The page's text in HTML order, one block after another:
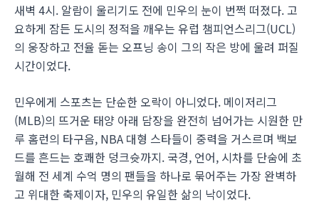
새벽 4시. 알람이 울리기도 전에 민우의 눈이 번쩍 떠졌다. 고
요하게 잠든 도시의 정적을 깨우는 유럽 챔피언스리그(UCL)
의 웅장하고 전율 돋는 오프닝 송이 그의 작은 방에 울려 퍼질
시간이었다.
민우에게 스포츠는 단순한 오락이 아니었다. 메이저리그
(MLB)의 뜨거운 태양 아래 담장을 완전히 넘어가는 시원한 만
루 홈런의 타구음, NBA 대형 스타들이 중력을 거스르며 백보
드를 흔드는 호쾌한 덩크슛까지. 국경, 언어, 시차를 단숨에 초
월해 전 세계 수억 명의 팬들을 하나로 묶어주는 가장 완벽하
고 위대한 축제이자, 민우의 유일한 삶의 낙이었다.